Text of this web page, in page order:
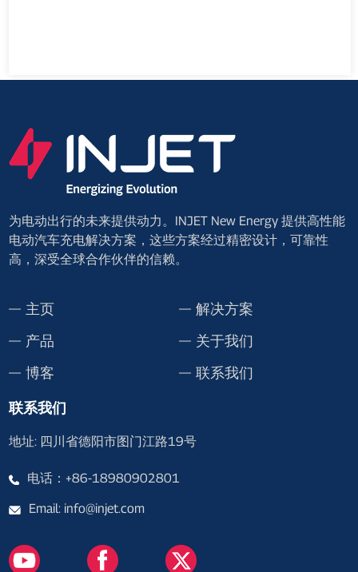
为电动出行的未来提供动力。INJET New Energy 提供高性能
电动汽车充电解决方案，这些方案经过精密设计，可靠性
高，深受全球合作伙伴的信赖。
主页
解决方案
产品
关于我们
博客
联系我们
联系我们
地址: 四川省德阳市图门江路19号
电话：+86-18980902801
Email: info@injet.com